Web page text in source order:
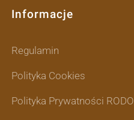
Informacje
Regulamin
Polityka Cookies
Polityka Prywatności RODO